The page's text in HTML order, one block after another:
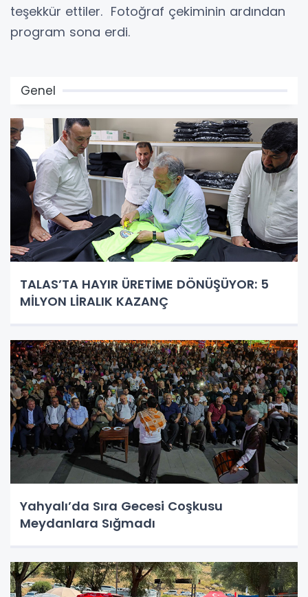
teşekkür ettiler. Fotoğraf çekiminin ardından
program sona erdi.
Genel
TALAS’TA HAYIR ÜRETİME DÖNÜŞÜYOR: 5
MİLYON LİRALIK KAZANÇ
Yahyalı’da Sıra Gecesi Coşkusu
Meydanlara Sığmadı